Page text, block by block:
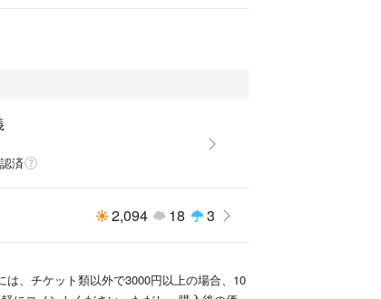
済
2,094 18 3
は、チケット類以外で3000円以上の場合、10